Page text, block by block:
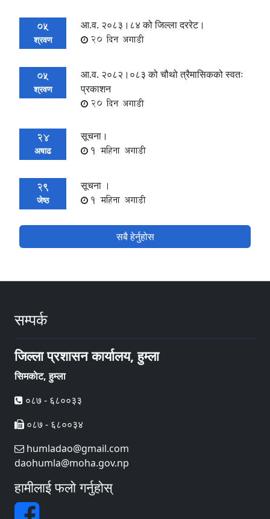
05
श्रवण
आ.व. २०८३।८४ को जिल्ला दररेट।
20 दिन अगाडी
05
श्रवण
आ.व. २०८२।०८३ को चौथो त्रैमासिकको स्वतः
प्रकाशन
20 दिन अगाडी
24
अषाढ
सूचना।
1 महिना अगाडी
29
जेष्ठ
सूचना ।
1 महिना अगाडी
सबै हेर्नुहोस
सम्पर्क
जिल्ला प्रशासन कार्यालय, हुम्ला
सिमकाेट, हुम्ला
०८७ - ६८००३३
०८७ - ६८००३४
humladao@gmail.com
daohumla@moha.gov.np
हामीलाई फलो गर्नुहोस्